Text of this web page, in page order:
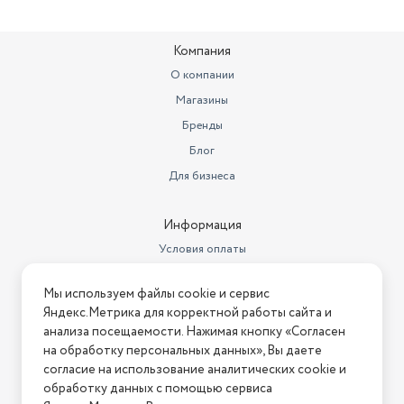
класс А
2 года
Автоматических программ
5
Наличие соли
Максимальный уровень шума
49
Защита от детей
да
Ширина предмета
44,8
Высота предмета
85
Компания
О компании
Магазины
Бренды
Блог
Для бизнеса
Информация
Условия оплаты
Условия возврата
Нашли ошибку на сайте? Напишите нам
2026 © Интернет-магазин "АстМаркет". У нас есть всё!
Мы используем файлы cookie и сервис
Яндекс.Метрика для корректной работы сайта и
анализа посещаемости. Нажимая кнопку «Согласен
на обработку персональных данных», Вы даете
согласие на использование аналитических cookie и
обработку данных с помощью сервиса